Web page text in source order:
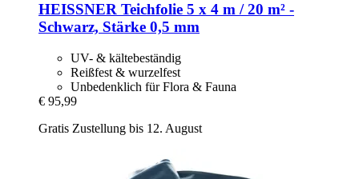
HEISSNER Teichfolie 5 x 4 m / 20 m² -​
Schwarz, Stärke 0,5 mm
UV- & kältebeständig
Reißfest & wurzelfest
Unbedenklich für Flora & Fauna
€ 95,99
Gratis Zustellung bis 12. August